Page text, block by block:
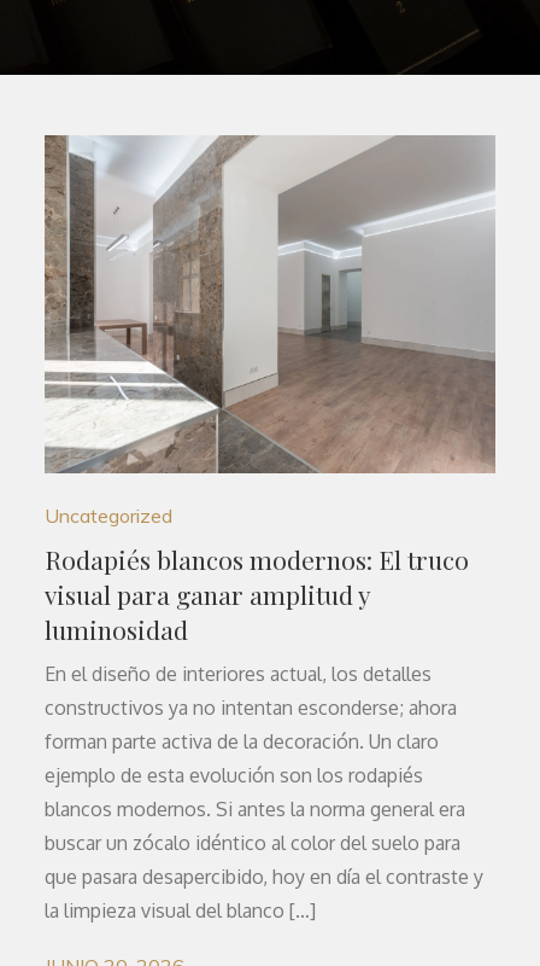
Uncategorized
Rodapiés blancos modernos: El truco
visual para ganar amplitud y
luminosidad
En el diseño de interiores actual, los detalles
constructivos ya no intentan esconderse; ahora
forman parte activa de la decoración. Un claro
ejemplo de esta evolución son los rodapiés
blancos modernos. Si antes la norma general era
buscar un zócalo idéntico al color del suelo para
que pasara desapercibido, hoy en día el contraste y
la limpieza visual del blanco […]